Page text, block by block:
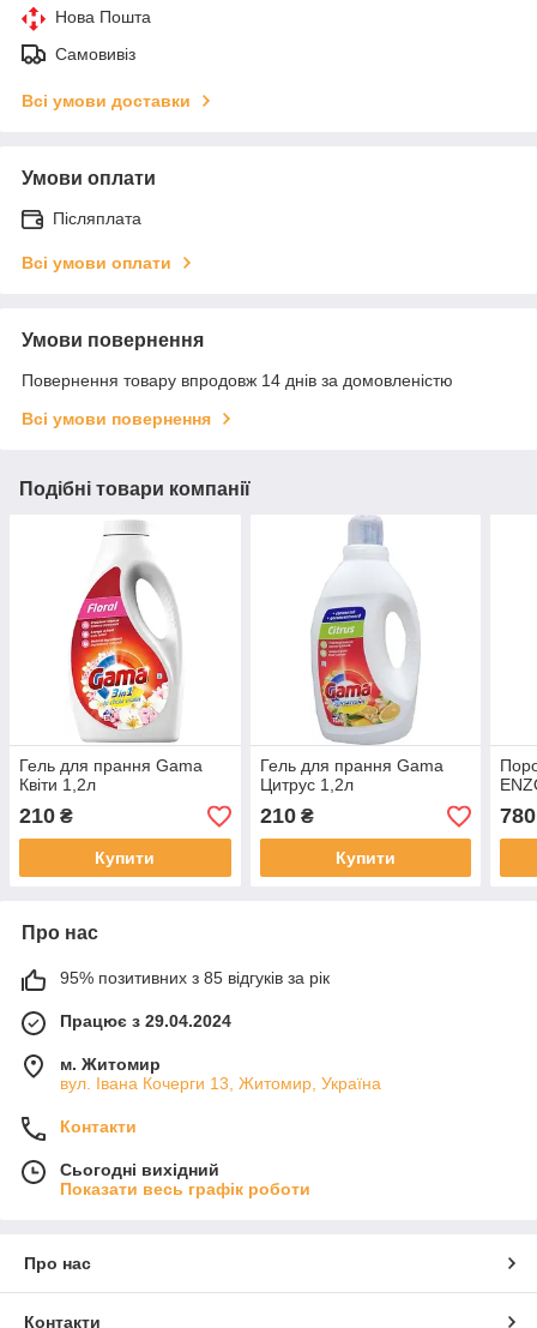
Нова Пошта
Самовивіз
Всі умови доставки
Умови оплати
Післяплата
Всі умови оплати
Умови повернення
Повернення товару впродовж 14 днів за домовленістю
Всі умови повернення
Подібні товари компанії
Гель для прання Gama
Квіти 1,2л
210 ₴
Купити
Гель для прання Gama
Цитрус 1,2л
210₴
Купити
780
Про нас
95% позитивних з 85 відгуків за рік
Працює з 29.04.2024
м. Житомир
вул. Івана Кочерги 13, Житомир, Україна
Контакти
Сьогодні вихідний
Показати весь графік роботи
Про нас
Контакти